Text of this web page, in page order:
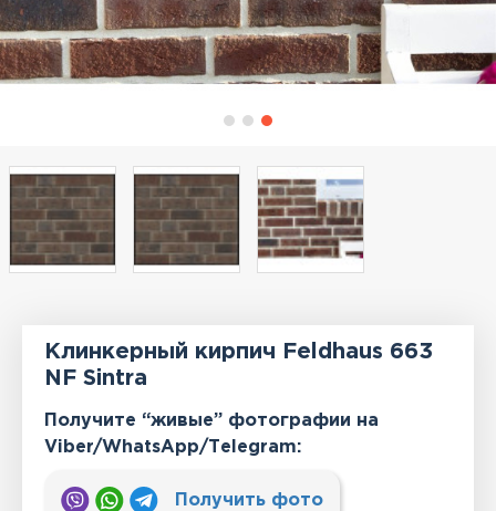
Клинкерный кирпич Feldhaus 663
NF Sintra
Получите “живые” фотографии на
Viber/WhatsApp/Тelegram:
Получить фото